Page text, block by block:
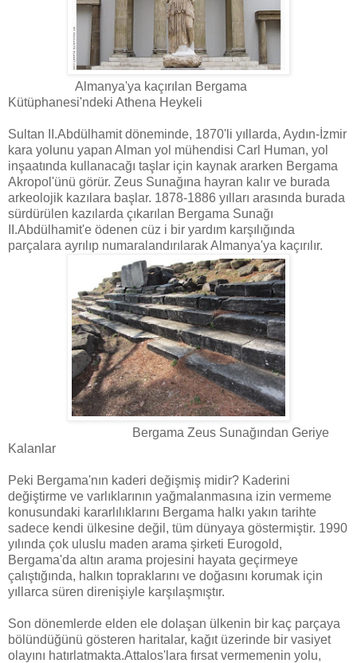
Almanya'ya kaçırılan Bergama
Kütüphanesi'ndeki Athena Heykeli
Sultan II.Abdülhamit döneminde, 1870'li yıllarda, Aydın-İzmir
kara yolunu yapan Alman yol mühendisi Carl Human, yol
inşaatında kullanacağı taşlar için kaynak ararken Bergama
Akropol'ünü görür. Zeus Sunağına hayran kalır ve burada
arkeolojik kazılara başlar. 1878-1886 yılları arasında burada
sürdürülen kazılarda çıkarılan Bergama Sunağı
II.Abdülhamit'e ödenen cüz i bir yardım karşılığında
parçalara ayrılıp numaralandırılarak Almanya'ya kaçırılır.
Bergama Zeus Sunağından Geriye
Kalanlar
Peki Bergama'nın kaderi değişmiş midir? Kaderini
değiştirme ve varlıklarının yağmalanmasına izin vermeme
konusundaki kararlılıklarını Bergama halkı yakın tarihte
sadece kendi ülkesine değil, tüm dünyaya göstermiştir. 1990
yılında çok uluslu maden arama şirketi Eurogold,
Bergama'da altın arama projesini hayata geçirmeye
çalıştığında, halkın topraklarını ve doğasını korumak için
yıllarca süren direnişiyle karşılaşmıştır.
Son dönemlerde elden ele dolaşan ülkenin bir kaç parçaya
bölündüğünü gösteren haritalar, kağıt üzerinde bir vasiyet
olayını hatırlatmakta.Attalos'lara fırsat vermemenin yolu,